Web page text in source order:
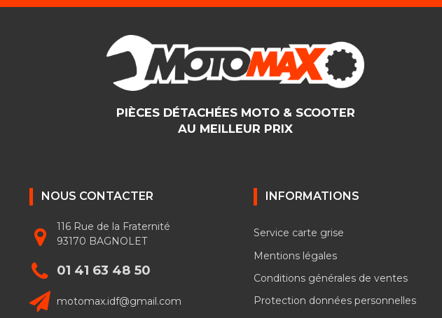
PIÈCES DÉTACHÉES MOTO & SCOOTER
AU MEILLEUR PRIX
NOUS CONTACTER
116 Rue de la Fraternité
93170 BAGNOLET
01 41 63 48 50
motomax.idf@gmail.com
INFORMATIONS
Service carte grise
Mentions légales
Conditions générales de ventes
Protection données personnelles